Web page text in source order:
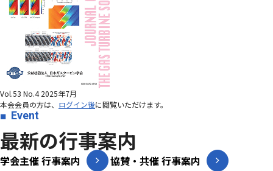
Vol.53 No.4 2025年7月
本会会員の方は、 ログイン後に閲覧いただけます。
Event
最新の行事案内
学会主催 行事案内 協賛・共催 行事案内